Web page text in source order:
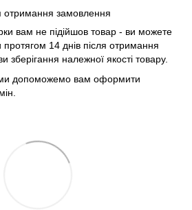
отримання замовлення
вам не підійшов товар - ви можете
14 днів після отримання
зберігання належної якості товару.
ми допоможемо вам оформити